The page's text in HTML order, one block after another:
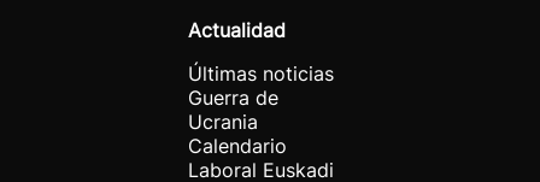
Actualidad
Últimas noticias
Guerra de
Ucrania
Calendario
Laboral Euskadi